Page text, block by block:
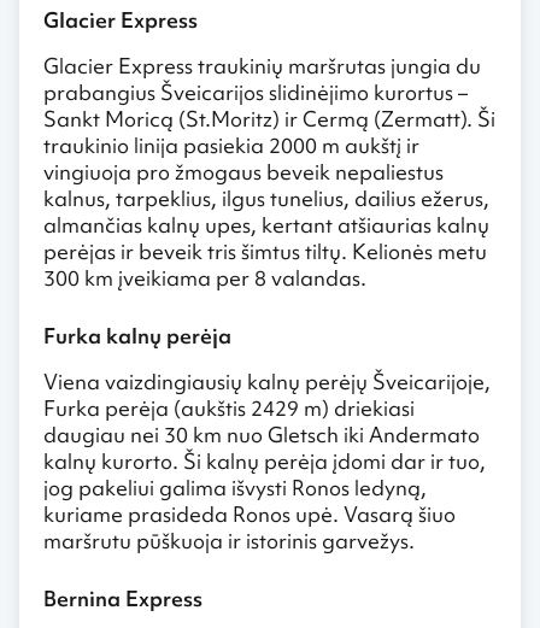
Glacier Express
Glacier Express traukinių maršrutas jungia du
prabangius Šveicarijos slidinėjimo kurortus –
Sankt Moricą (St.Moritz) ir Cermą (Zermatt). Ši
traukinio linija pasiekia 2000 m aukštį ir
vingiuoja pro žmogaus beveik nepaliestus
kalnus, tarpeklius, ilgus tunelius, dailius ežerus,
almančias kalnų upes, kertant atšiaurias kalnų
perėjas ir beveik tris šimtus tiltų. Kelionės metu
300 km įveikiama per 8 valandas.
Furka kalnų perėja
Viena vaizdingiausių kalnų perėjų Šveicarijoje,
Furka perėja (aukštis 2429 m) driekiasi
daugiau nei 30 km nuo Gletsch iki Andermato
kalnų kurorto. Ši kalnų perėja įdomi dar ir tuo,
jog pakeliui galima išvysti Ronos ledyną,
kuriame prasideda Ronos upė. Vasarą šiuo
maršrutu pūškuoja ir istorinis garvežys.
Bernina Express